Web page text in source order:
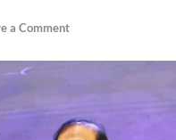
a Comment